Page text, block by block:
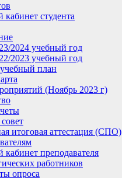
студента
2024 учебный год
2023 учебный год
план
(Ноябрь 2023 г)
итоговая аттестация (СПО)
преподавателя
работников
опроса